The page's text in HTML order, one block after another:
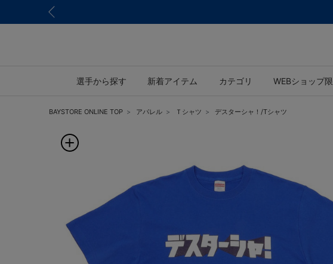
選手から探す 新着アイテム カテゴリ WEBショップ
BAYSTORE ONLINE TOP アパレル Ｔシャツ デスターシャ！/Tシャツ